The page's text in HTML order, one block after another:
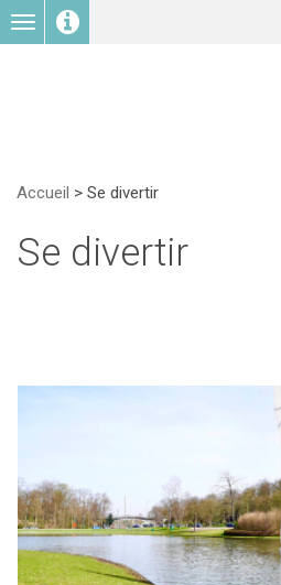
Toggle
navigation
Accueil > Se divertir
Se divertir